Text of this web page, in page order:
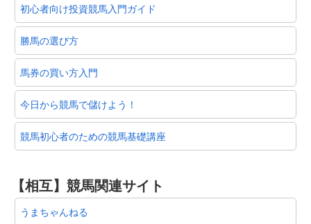
初心者向け投資競馬入門ガイド
勝馬の選び方
馬券の買い方入門
今日から競馬で儲けよう！
競馬初心者のための競馬基礎講座
【相互】競馬関連サイト
うまちゃんねる